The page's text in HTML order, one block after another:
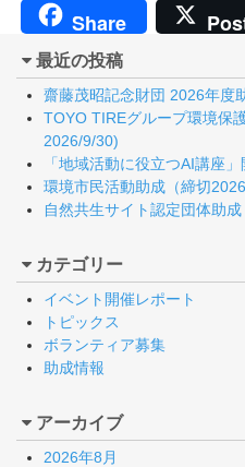
Share
最近の投稿
齋藤茂昭記念財団 2026年度
TOYO TIREグループ環境保
2026/9/30)
「地域活動に役立つAI講座
環境市民活動助成（締切
自然共生サイト認定団体助
カテゴリー
イベント開催レポート
トピックス
ボランティア募集
助成情報
アーカイブ
2026年8月